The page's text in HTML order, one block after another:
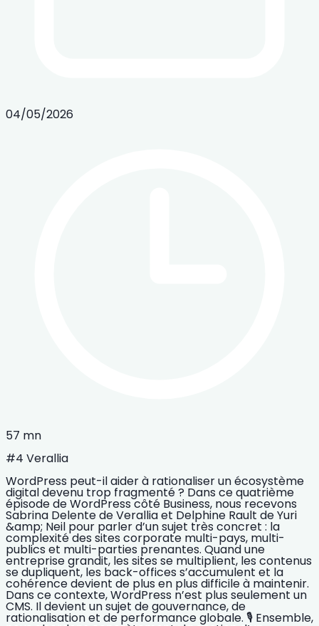
04/05/2026
57 mn
#4 Verallia
WordPress peut-il aider à rationaliser un écosystème
digital devenu trop fragmenté ? Dans ce quatrième
épisode de WordPress côté Business, nous recevons
Sabrina Delente de Verallia et Delphine Rault de Yuri
&amp; Neil pour parler d’un sujet très concret : la
complexité des sites corporate multi-pays, multi-
publics et multi-parties prenantes. Quand une
entreprise grandit, les sites se multiplient, les contenus
se dupliquent, les back-offices s’accumulent et la
cohérence devient de plus en plus difficile à maintenir.
Dans ce contexte, WordPress n’est plus seulement un
CMS. Il devient un sujet de gouvernance, de
rationalisation et de performance globale. 🎙️ Ensemble,